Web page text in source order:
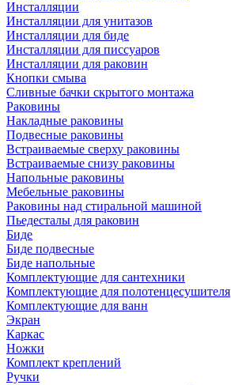
Инсталляции
Инсталляции для унитазов
Инсталляции для биде
Инсталляции для писсуаров
Инсталляции для раковин
Кнопки смыва
Сливные бачки скрытого монтажа
Раковины
Накладные раковины
Подвесные раковины
Встраиваемые сверху раковины
Встраиваемые снизу раковины
Напольные раковины
Мебельные раковины
Раковины над стиральной машиной
Пьедесталы для раковин
Биде
Биде подвесные
Биде напольные
Комплектующие для сантехники
Комплектующие для полотенцесушителя
Комплектующие для ванн
Экран
Каркас
Ножки
Комплект креплений
Ручки